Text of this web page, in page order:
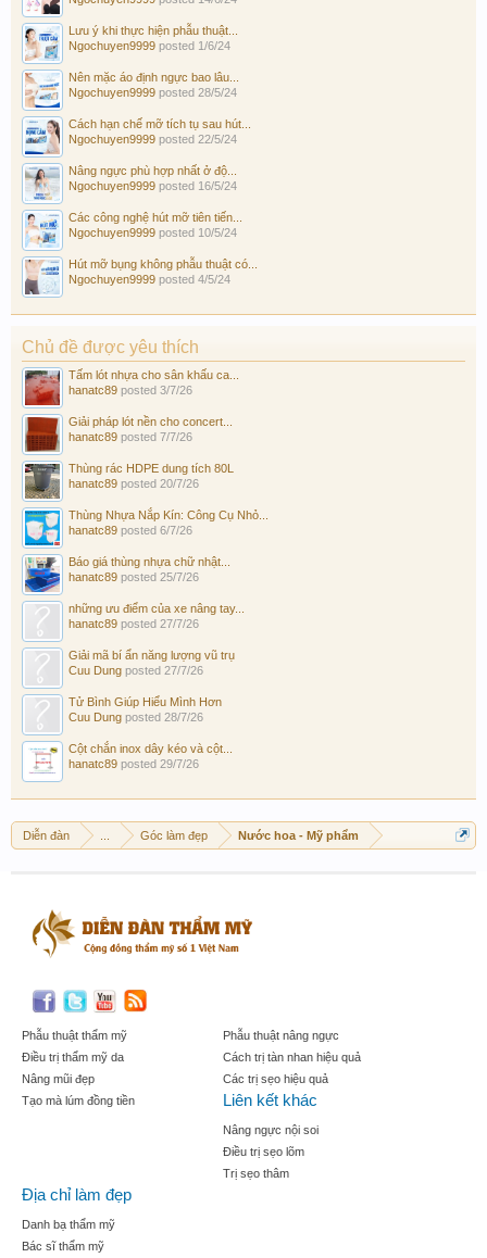
Lưu ý khi thực hiện phẫu thuật...
Ngochuyen9999 posted 1/6/24
Nên mặc áo định ngực bao lâu...
Ngochuyen9999 posted 28/5/24
Cách hạn chế mỡ tích tụ sau hút...
Ngochuyen9999 posted 22/5/24
Nâng ngực phù hợp nhất ở độ...
Ngochuyen9999 posted 16/5/24
Các công nghệ hút mỡ tiên tiến...
Ngochuyen9999 posted 10/5/24
Hút mỡ bụng không phẫu thuật có...
Ngochuyen9999 posted 4/5/24
Chủ đề được yêu thích
Tấm lót nhựa cho sân khấu ca...
hanatc89 posted 3/7/26
Giải pháp lót nền cho concert...
hanatc89 posted 7/7/26
Thùng rác HDPE dung tích 80L
hanatc89 posted 20/7/26
Thùng Nhựa Nắp Kín: Công Cụ Nhỏ...
hanatc89 posted 6/7/26
Báo giá thùng nhựa chữ nhật...
hanatc89 posted 25/7/26
những ưu điểm của xe nâng tay...
hanatc89 posted 27/7/26
Giải mã bí ẩn năng lượng vũ trụ
Cuu Dung posted 27/7/26
Tử Bình Giúp Hiểu Mình Hơn
Cuu Dung posted 28/7/26
Cột chắn inox dây kéo và cột...
hanatc89 posted 29/7/26
Diễn đàn Góc làm đẹp Nước hoa - Mỹ phẩm
Phẫu thuật thẩm mỹ
Điều trị thẩm mỹ da
Nâng mũi đẹp
Tạo mà lúm đồng tiền
Phẫu thuật nâng ngực
Cách trị tàn nhan hiệu quả
Các trị sẹo hiệu quả
Liên kết khác
Nâng ngực nội soi
Điều trị sẹo lõm
Trị sẹo thâm
Địa chỉ làm đẹp
Danh bạ thẩm mỹ
Bác sĩ thẩm mỹ